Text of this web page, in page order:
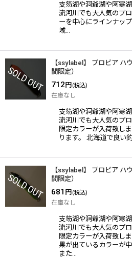
支笏湖や洞爺湖や阿寒
流河川でも大人気のプ
ーを中心にラインナッ
域…
【ssylabel】 プロビア ハ
間限定）
712 円 (税込)
在庫なし
支笏湖や洞爺湖や阿寒
流河川でも大人気のプ
限定カラーが入荷致し
ります。 北海道で良い
【ssylabel】 プロビア ハ
間限定）
681 円 (税込)
在庫なし
支笏湖や洞爺湖や阿寒
流河川でも大人気のプ
限定カラーが入荷致し
果が出ているカラーが
また…